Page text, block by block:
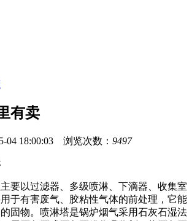
有卖
04 18:00:03 浏览次数： 9497
要以过滤器、多级喷淋、下滴器、收集室
于有害废气、胶粘性气体的前处理，它能
固物。喷淋塔是锅炉烟气采用石灰石湿法